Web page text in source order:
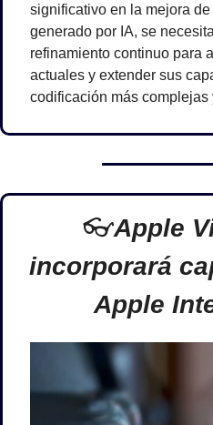
significativo en la mejora
generado por IA, se
refinamiento continuo para
actuales y extender sus
codificación más complejas
👓Apple
incorporará
Apple